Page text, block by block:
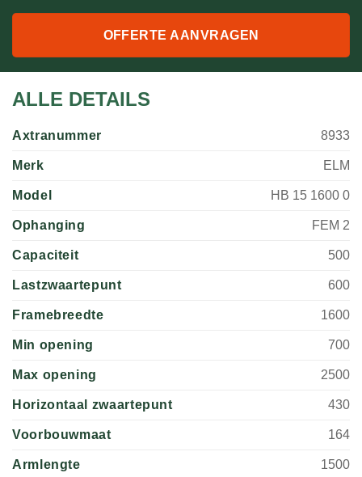
OFFERTE AANVRAGEN
ALLE DETAILS
Axtranummer 8933
Merk ELM
Model HB 15 1600 0
Ophanging FEM 2
Capaciteit 500
Lastzwaartepunt 600
Framebreedte 1600
Min opening 700
Max opening 2500
Horizontaal zwaartepunt 430
Voorbouwmaat 164
Armlengte 1500